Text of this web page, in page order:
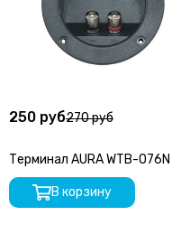
250 руб270 руб
Терминал AURA WTB-076N
В корзину